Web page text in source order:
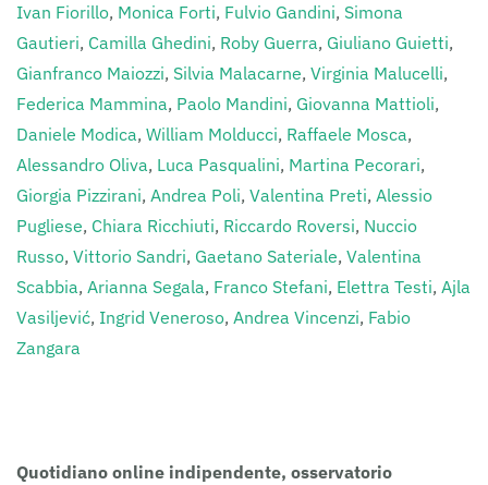
Ivan Fiorillo, Monica Forti, Fulvio Gandini, Simona
Gautieri, Camilla Ghedini, Roby Guerra, Giuliano Guietti,
Gianfranco Maiozzi, Silvia Malacarne, Virginia Malucelli,
Federica Mammina, Paolo Mandini, Giovanna Mattioli,
Daniele Modica, William Molducci, Raffaele Mosca,
Alessandro Oliva, Luca Pasqualini, Martina Pecorari,
Giorgia Pizzirani, Andrea Poli, Valentina Preti, Alessio
Pugliese, Chiara Ricchiuti, Riccardo Roversi, Nuccio
Russo, Vittorio Sandri, Gaetano Sateriale, Valentina
Scabbia, Arianna Segala, Franco Stefani, Elettra Testi, Ajla
Vasiljević, Ingrid Veneroso, Andrea Vincenzi, Fabio
Zangara
Quotidiano online indipendente, osservatorio